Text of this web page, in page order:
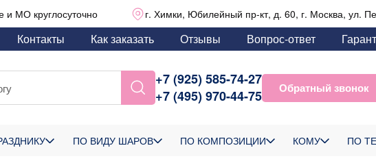
и МО круглосуточно г. Химки, Юбилейный пр-кт, д. 60, г. Москва, ул.
Контакты Как заказать Отзывы Вопрос-ответ
+7 (925) 585-74-27
+7 (495) 970-44-75
Обратный звонок
ПО ВИДУ ШАРОВ ПО КОМПОЗИЦИИ КОМУ ПО